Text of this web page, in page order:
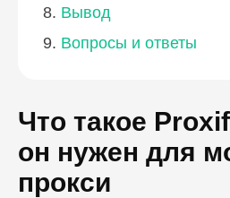
Вывод
Вопросы и ответы
Что такое
он нужен для
прокси